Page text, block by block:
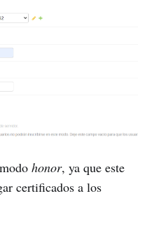
honor, ya que este
certificados a los